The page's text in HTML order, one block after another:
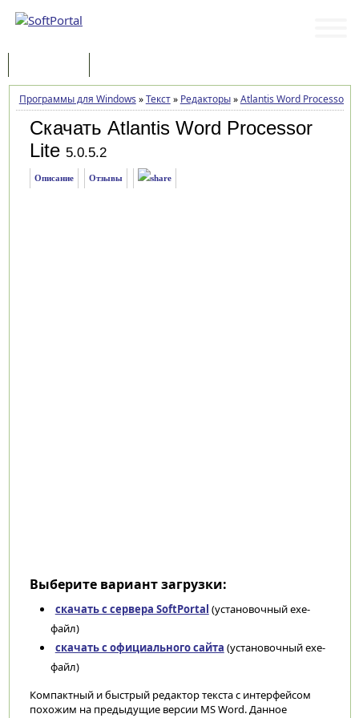
Программы для Windows »Текст» Редакторы»Atlantis Word Processor
Скачать Atlantis Word Processor
Lite 5.0.5.2
Описание Отзывы
Выберите вариант загрузки:
скачать с сервера SoftPortal (установочный exe-
файл)
скачать с официального сайта (установочный exe-
файл)
Компактный и быстрый редактор текста с интерфейсом
похожим на предыдущие версии MS Word. Данное